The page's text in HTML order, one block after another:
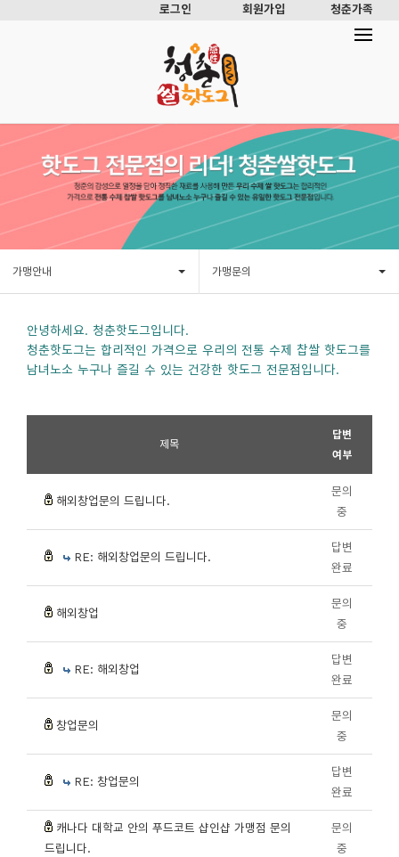
로그인 회원가입 청춘가족
가맹안내 가맹문의
안녕하세요. 청춘핫도그입니다.
청춘핫도그는 합리적인 가격으로 우리의 전통 수제 찹쌀 핫도그를
남녀노소 누구나 즐길 수 있는 건강한 핫도그 전문점입니다.
제목
답변
여부
해외창업문의 드립니다.
문의
중
RE: 해외창업문의 드립니다.
답변
완료
해외창업
문의
중
RE: 해외창업
답변
완료
창업문의
문의
중
RE: 창업문의
답변
완료
캐나다 대학교 안의 푸드코트 샵인샵 가맹점 문의
드립니다.
문의
중